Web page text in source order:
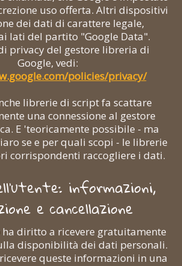
uso offerta. Altri dispositivi
dei dati di carattere legale,
lati del partito "Google Data".
privacy del gestore libreria di
Google, vedi:
policies/privacy/
librerie di script fa scattare
una connessione al gestore
E 'teoricamente possibile - ma
se e per quali scopi - le librerie
corrispondenti raccogliere i dati.
informazioni,
e cancellazione
ha diritto a ricevere gratuitamente
disponibilità dei dati personali.
queste informazioni in una